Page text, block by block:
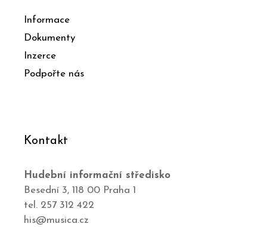
Informace
Dokumenty
Inzerce
Podpořte nás
Kontakt
Hudební informační středisko
Besední 3, 118 00 Praha 1
tel. 257 312 422
his@musica.cz